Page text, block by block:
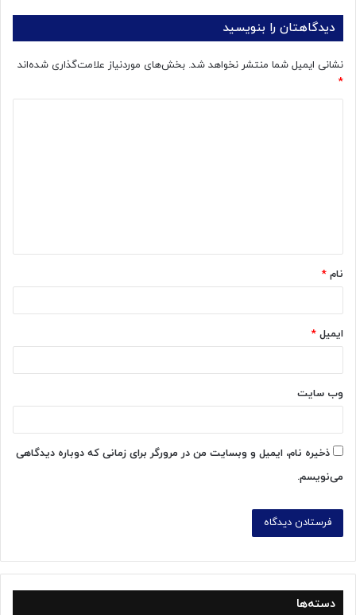
دیدگاهتان را بنویسید
نشانی ایمیل شما منتشر نخواهد شد. بخش‌های موردنیاز علامت‌گذاری شده‌اند
*
*
نام *
ایمیل *
وب‌ سایت
ذخیره نام، ایمیل و وبسایت من در مرورگر برای زمانی که دوباره دیدگاهی
می‌نویسم.
دسته‌ها